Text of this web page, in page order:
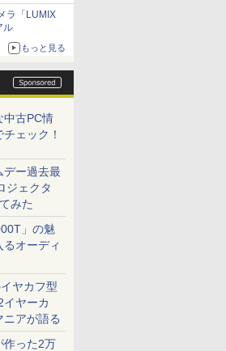
ラ「LUMIX
ル
もっと見る
中古PC情
ェック！
デー過去最
ジェクタ
みた
」の魅
オーディ
ヤカフ型
イヤーカ
ニアが語る
作った2万